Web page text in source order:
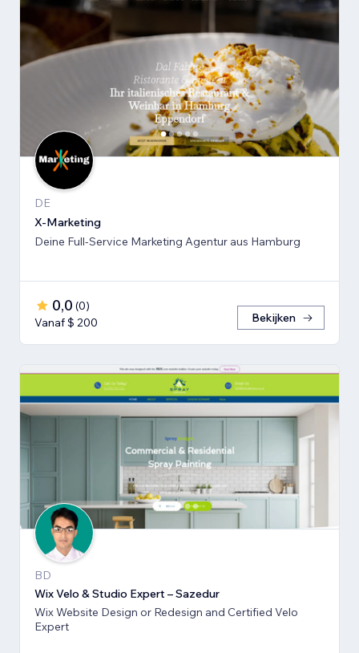
DE
X-Marketing
Deine Full-Service Marketing Agentur aus Hamburg
0,0 (0)
Vanaf $ 200
Bekijken
BD
Wix Velo & Studio Expert – Sazedur
Wix Website Design or Redesign and Certified Velo
Expert